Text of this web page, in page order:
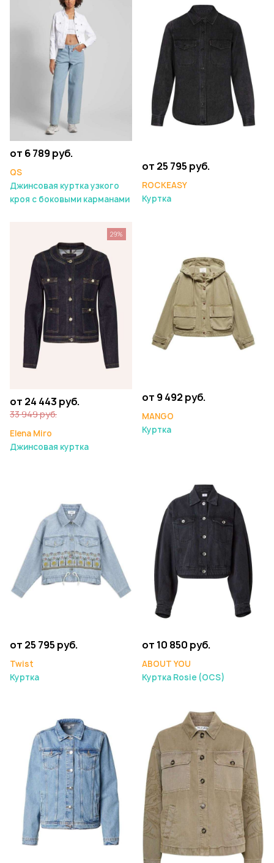
от 6 789 руб.
QS
Джинсовая куртка узкого
кроя с боковыми карманами
от 25 795 руб.
ROCKEASY
Куртка
от 24 443 руб.
33 949 руб.
Elena Miro
Джинсовая куртка
29%
от 9 492 руб.
MANGO
Куртка
от 25 795 руб.
Twist
Куртка
от 10 850 руб.
ABOUT YOU
Куртка Rosie (OCS)